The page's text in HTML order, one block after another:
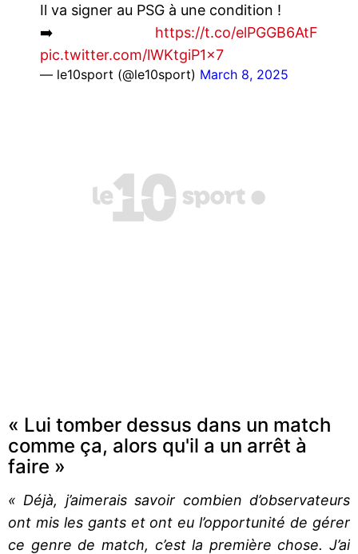
Il va signer au PSG à une condition !
➡️ https://t.co/elPGGB6AtF
pic.twitter.com/lWKtgiP1x7
— le10sport (@le10sport) March 8, 2025
« Lui tomber dessus dans un match
comme ça, alors qu'il a un arrêt à
faire »
« Déjà, j’aimerais savoir combien d’observateurs
ont mis les gants et ont eu l’opportunité de gérer
ce genre de match, c’est la première chose. J’ai